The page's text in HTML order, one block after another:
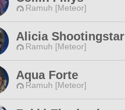
Ramuh [Meteor]
Alicia Shootingstar
Ramuh [Meteor]
Aqua Forte
Ramuh [Meteor]